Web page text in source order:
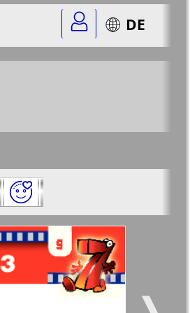
DE
нее: